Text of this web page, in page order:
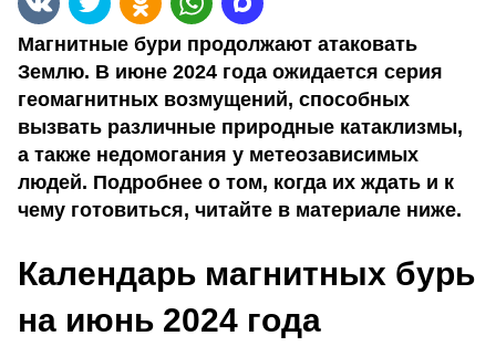
Магнитные бури продолжают атаковать
Землю. В июне 2024 года ожидается серия
геомагнитных возмущений, способных
вызвать различные природные катаклизмы,
а также недомогания у метеозависимых
людей. Подробнее о том, когда их ждать и к
чему готовиться, читайте в материале ниже.
Календарь магнитных бурь
на июнь 2024 года